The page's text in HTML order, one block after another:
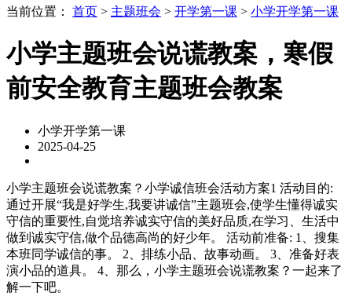
当前位置： 首页 > 主题班会 > 开学第一课 > 小学开学第一课
小学主题班会说谎教案，寒假
前安全教育主题班会教案
小学开学第一课
2025-04-25
小学主题班会说谎教案？小学诚信班会活动方案1 活动目的:
通过开展“我是好学生,我要讲诚信”主题班会,使学生懂得诚实
守信的重要性,自觉培养诚实守信的美好品质,在学习、生活中
做到诚实守信,做个品德高尚的好少年。 活动前准备: 1、搜集
本班同学诚信的事。 2、排练小品、故事动画。 3、准备好表
演小品的道具。 4、那么，小学主题班会说谎教案？一起来了
解一下吧。